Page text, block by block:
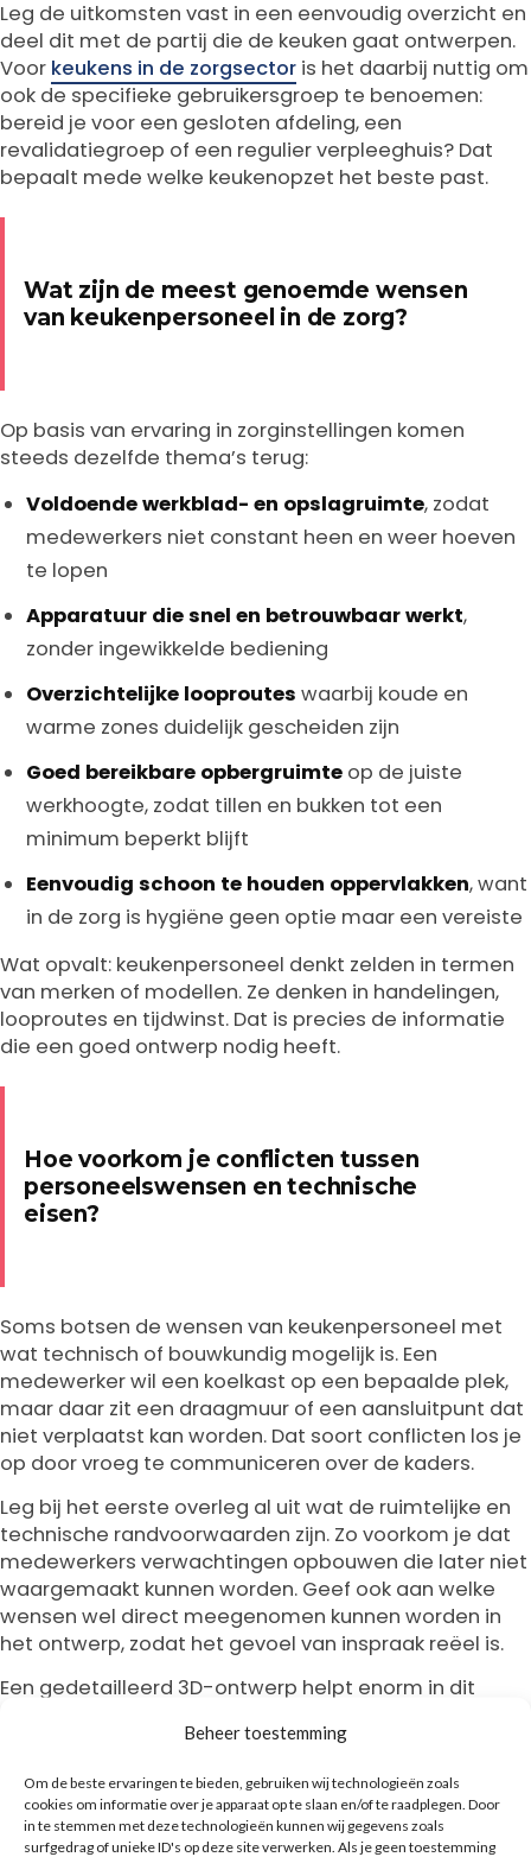
Beheer toestemming
Om de beste ervaringen te bieden, gebruiken wij technologieën zoals
cookies om informatie over je apparaat op te slaan en/of te raadplegen. Door
in te stemmen met deze technologieën kunnen wij gegevens zoals
surfgedrag of unieke ID's op deze site verwerken. Als je geen toestemming
Leg de uitkomsten vast in een eenvoudig overzicht en
deel dit met de partij die de keuken gaat ontwerpen.
Voor keukens in de zorgsector is het daarbij nuttig om
ook de specifieke gebruikersgroep te benoemen:
bereid je voor een gesloten afdeling, een
revalidatiegroep of een regulier verpleeghuis? Dat
bepaalt mede welke keukenopzet het beste past.
Wat zijn de meest genoemde wensen
van keukenpersoneel in de zorg?
Op basis van ervaring in zorginstellingen komen
steeds dezelfde thema’s terug:
Voldoende werkblad- en opslagruimte, zodat
medewerkers niet constant heen en weer hoeven
te lopen
Apparatuur die snel en betrouwbaar werkt,
zonder ingewikkelde bediening
Overzichtelijke looproutes waarbij koude en
warme zones duidelijk gescheiden zijn
Goed bereikbare opbergruimte op de juiste
werkhoogte, zodat tillen en bukken tot een
minimum beperkt blijft
Eenvoudig schoon te houden oppervlakken, want
in de zorg is hygiëne geen optie maar een vereiste
Wat opvalt: keukenpersoneel denkt zelden in termen
van merken of modellen. Ze denken in handelingen,
looproutes en tijdwinst. Dat is precies de informatie
die een goed ontwerp nodig heeft.
Hoe voorkom je conflicten tussen
personeelswensen en technische
eisen?
Soms botsen de wensen van keukenpersoneel met
wat technisch of bouwkundig mogelijk is. Een
medewerker wil een koelkast op een bepaalde plek,
maar daar zit een draagmuur of een aansluitpunt dat
niet verplaatst kan worden. Dat soort conflicten los je
op door vroeg te communiceren over de kaders.
Leg bij het eerste overleg al uit wat de ruimtelijke en
technische randvoorwaarden zijn. Zo voorkom je dat
medewerkers verwachtingen opbouwen die later niet
waargemaakt kunnen worden. Geef ook aan welke
wensen wel direct meegenomen kunnen worden in
het ontwerp, zodat het gevoel van inspraak reëel is.
Een gedetailleerd 3D-ontwerp helpt enorm in dit
zien voordat er iets geproduceerd wordt, kunnen ze
symbolen. Zo voorkom je verrassingen bij de
oplevering.